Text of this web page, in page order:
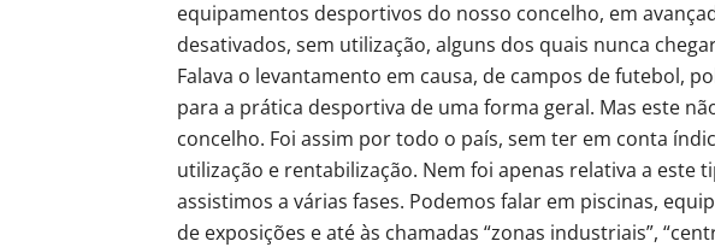
equipamentos desportivos do nosso concelho, em
desativados, sem utilização, alguns dos quais nunca
Falava o levantamento em causa, de campos de futebol,
para a prática desportiva de uma forma geral. Mas este
concelho. Foi assim por todo o país, sem ter em conta
utilização e rentabilização. Nem foi apenas relativa a este
assistimos a várias fases. Podemos falar em piscinas,
de exposições e até às chamadas “zonas industriais”,